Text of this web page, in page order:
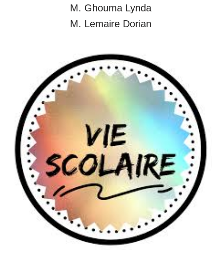
M. Ghouma Lynda
M. Lemaire Dorian